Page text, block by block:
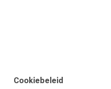
Cookiebeleid